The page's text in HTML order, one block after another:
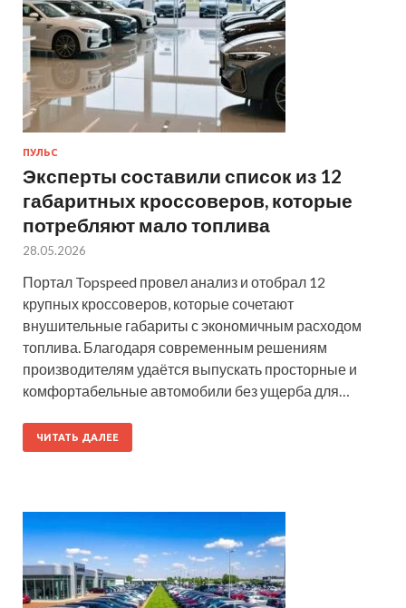
ПУЛЬС
Эксперты составили список из 12
габаритных кроссоверов, которые
потребляют мало топлива
28.05.2026
Портал Topspeed провел анализ и отобрал 12
крупных кроссоверов, которые сочетают
внушительные габариты с экономичным расходом
топлива. Благодаря современным решениям
производителям удаётся выпускать просторные и
комфортабельные автомобили без ущерба для…
ЧИТАТЬ ДАЛЕЕ